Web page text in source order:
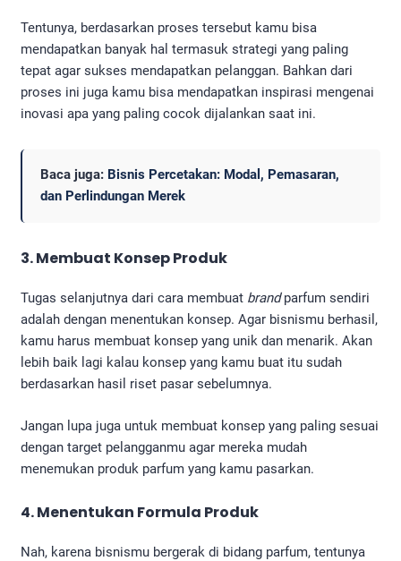
Tentunya, berdasarkan proses tersebut kamu bisa
mendapatkan banyak hal termasuk strategi yang paling
tepat agar sukses mendapatkan pelanggan. Bahkan dari
proses ini juga kamu bisa mendapatkan inspirasi mengenai
inovasi apa yang paling cocok dijalankan saat ini.
Baca juga: Bisnis Percetakan: Modal, Pemasaran,
dan Perlindungan Merek
3. Membuat Konsep Produk
Tugas selanjutnya dari cara membuat brandparfum sendiri
adalah dengan menentukan konsep. Agar bisnismu berhasil,
kamu harus membuat konsep yang unik dan menarik. Akan
lebih baik lagi kalau konsep yang kamu buat itu sudah
berdasarkan hasil riset pasar sebelumnya.
Jangan lupa juga untuk membuat konsep yang paling sesuai
dengan target pelangganmu agar mereka mudah
menemukan produk parfum yang kamu pasarkan.
4. Menentukan Formula Produk
Nah, karena bisnismu bergerak di bidang parfum, tentunya